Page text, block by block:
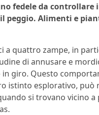
fedele da
peggio. Alimenti e
a quattro zampe, in
di annusare e
in giro. Questo
istinto esplorativo, può
si trovano vicino a